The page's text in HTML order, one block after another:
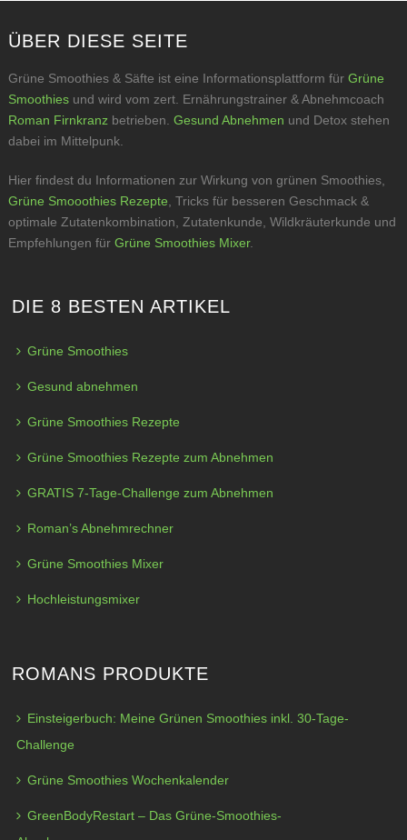
ÜBER DIESE SEITE
Grüne Smoothies & Säfte ist eine Informationsplattform für Grüne
Smoothiesund wird vom zert. Ernährungstrainer & Abnehmcoach
Roman Firnkranzbetrieben. Gesund Abnehmen und Detox stehen
dabei im Mittelpunk.
Hier findest du Informationen zur Wirkung von grünen Smoothies,
Grüne Smooothies Rezepte , Tricks für besseren Geschmack &
optimale Zutatenkombination, Zutatenkunde, Wildkräuterkunde und
Empfehlungen für Grüne Smoothies Mixer.
DIE 8 BESTEN ARTIKEL
Grüne Smoothies
Gesund abnehmen
Grüne Smoothies Rezepte
Grüne Smoothies Rezepte zum Abnehmen
GRATIS 7-Tage-Challenge zum Abnehmen
Roman’s Abnehmrechner
Grüne Smoothies Mixer
Hochleistungsmixer
ROMANS PRODUKTE
Einsteigerbuch: Meine Grünen Smoothies inkl. 30-Tage-
Challenge
Grüne Smoothies Wochenkalender
GreenBodyRestart – Das Grüne-Smoothies-